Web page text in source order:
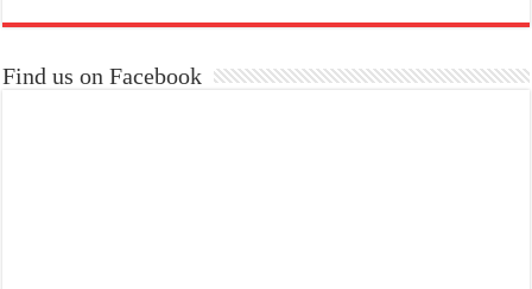
Find us on Facebook